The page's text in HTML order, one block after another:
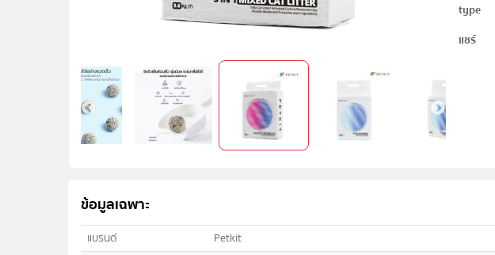
type
แชร์
ข้อมูลเฉพาะ
แบรนด์
Petkit